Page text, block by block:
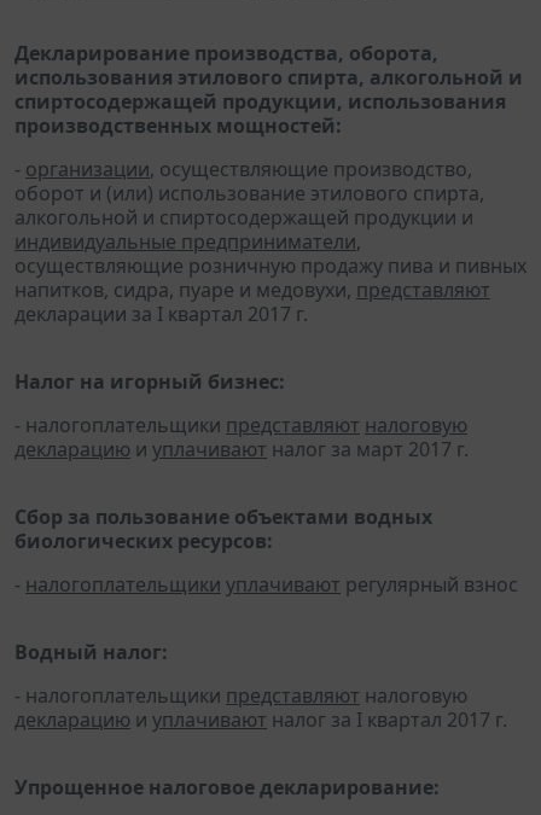
Декларирование производства, оборота,
использования этилового спирта, алкогольной и
спиртосодержащей продукции, использования
производственных мощностей:
- организации, осуществляющие производство,
оборот и (или) использование этилового спирта,
алкогольной и спиртосодержащей продукции и
индивидуальные предприниматели,
осуществляющие розничную продажу пива и пивных
напитков, сидра, пуаре и медовухи, представляют
декларации за I квартал 2017 г.
Налог на игорный бизнес:
- налогоплательщики представляют налоговую
декларацию и уплачивают налог за март 2017 г.
Сбор за пользование объектами водных
биологических ресурсов:
- налогоплательщики уплачивают регулярный взнос
Водный налог:
- налогоплательщики представляют налоговую
декларацию и уплачивают налог за I квартал 2017 г.
Упрощенное налоговое декларирование: